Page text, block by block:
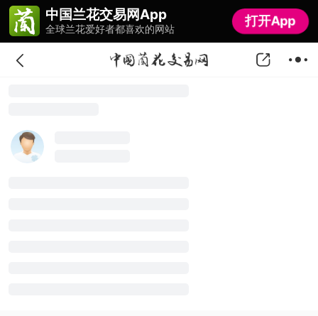
中国兰花交易网App
全球兰花爱好者都喜欢的网站
打开App
中国兰花交易网App
全球兰花爱好者都喜欢的网站
打开App